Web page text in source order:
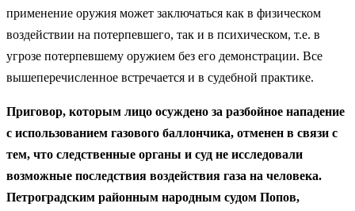
применение оружия может заключаться как в физическом
воздействии на потерпевшего, так и в психическом, т.е. в
угрозе потерпевшему оружием без его демонстрации. Все
вышеперечисленное встречается и в судебной практике.
Приговор, которым лицо осуждено за разбойное нападение
с использованием газового баллончика, отменен в связи с
тем, что следственные органы и суд не исследовали
возможные последствия воздействия газа на человека.
Петроградским районным народным судом Попов,